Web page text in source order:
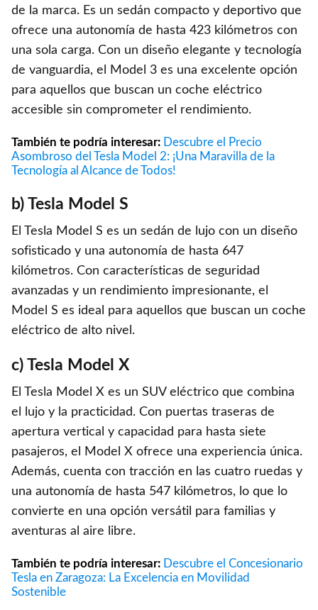
de la marca. Es un sedán compacto y deportivo que
ofrece una autonomía de hasta 423 kilómetros con
una sola carga. Con un diseño elegante y tecnología
de vanguardia, el Model 3 es una excelente opción
para aquellos que buscan un coche eléctrico
accesible sin comprometer el rendimiento.
También te podría interesar: Descubre el Precio
Asombroso del Tesla Model 2: ¡Una Maravilla de la
Tecnología al Alcance de Todos!
b) Tesla Model S
El Tesla Model S es un sedán de lujo con un diseño
sofisticado y una autonomía de hasta 647
kilómetros. Con características de seguridad
avanzadas y un rendimiento impresionante, el
Model S es ideal para aquellos que buscan un coche
eléctrico de alto nivel.
c) Tesla Model X
El Tesla Model X es un SUV eléctrico que combina
el lujo y la practicidad. Con puertas traseras de
apertura vertical y capacidad para hasta siete
pasajeros, el Model X ofrece una experiencia única.
Además, cuenta con tracción en las cuatro ruedas y
una autonomía de hasta 547 kilómetros, lo que lo
convierte en una opción versátil para familias y
aventuras al aire libre.
También te podría interesar: Descubre el Concesionario
Tesla en Zaragoza: La Excelencia en Movilidad
Sostenible